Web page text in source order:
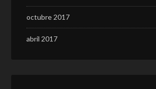
octubre 2017
abril 2017